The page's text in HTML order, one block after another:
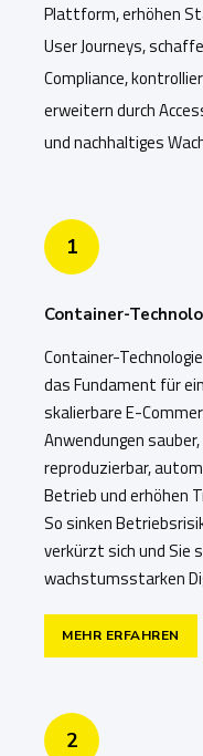
Plattform, erhöhen
User Journeys,
Compliance,
erweitern durch
und nachhaltiges
1
Container-
Container-
das Fundament für
skalierbare E-
Anwendungen
reproduzierbar,
Betrieb und erhöhen
So sinken
verkürzt sich und Sie
wachstumsstarken
MEHR ERFAHREN
2